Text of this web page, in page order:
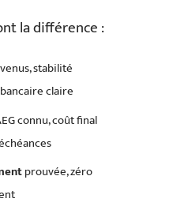
la différence :
stabilité
claire
connu, coût final
prouvée, zéro